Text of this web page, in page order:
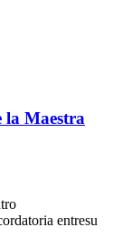
la Maestra
entresu